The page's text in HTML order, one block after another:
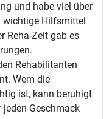
und habe viel über
wichtige Hilfsmittel
Reha-Zeit gab es
Rehabilitanten
Wem die
ist, kann beruhigt
Geschmack